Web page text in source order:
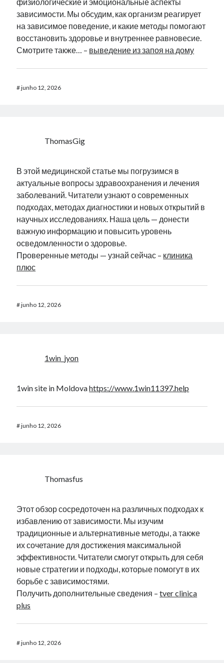
зависимости. Мы обсудим, как организм реагирует
на зависимое поведение, и какие методы помогают
восстановить здоровье и внутреннее равновесие.
Смотрите также… – выведение из запоя на дому
#junho 12, 2026
ThomasGig
В этой медицинской статье мы погрузимся в
актуальные вопросы здравоохранения и лечения
заболеваний. Читатели узнают о современных
подходах, методах диагностики и новых открытий в
научных исследованиях. Наша цель — донести
важную информацию и повысить уровень
осведомленности о здоровье.
Проверенные методы — узнай сейчас – клиника
плюс
#junho 12, 2026
1win_jyon
1win site in Moldovahttps://www.1win11397.help
#junho 12, 2026
Thomasfus
Этот обзор сосредоточен на различных подходах к
избавлению от зависимости. Мы изучим
традиционные и альтернативные методы, а также
их сочетание для достижения максимальной
эффективности. Читатели смогут открыть для себя
новые стратегии и подходы, которые помогут в их
борьбе с зависимостями.
Получить дополнительные сведения –tver clinica
plus
#junho 12, 2026